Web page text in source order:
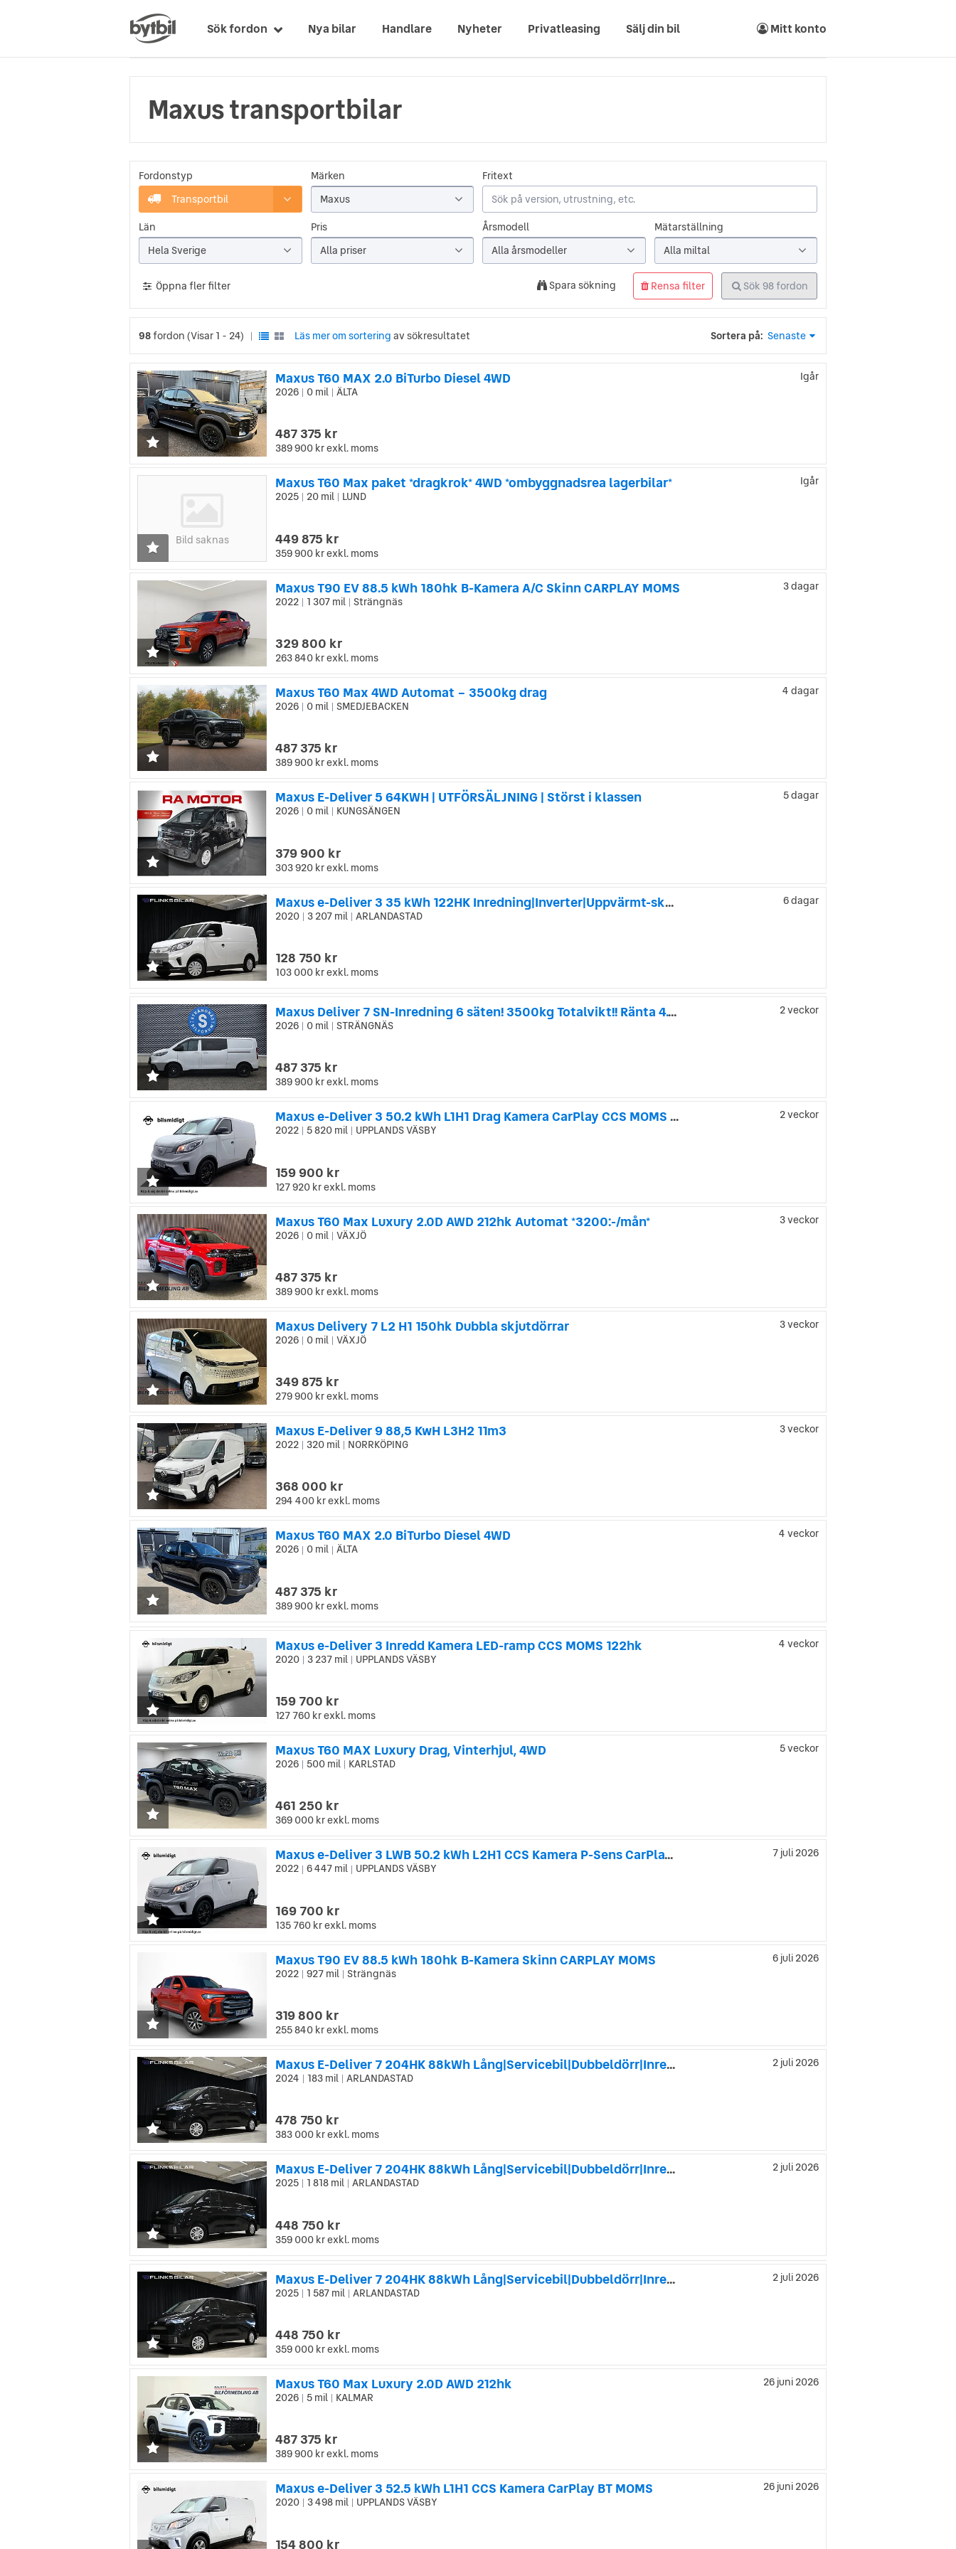
Sök fordon Nya bilar Handlare Nyheter Privatleasing Sälj din bil Mitt konto
Maxus transportbilar
Fordonstyp
Transportbil
Märken
Maxus
Fritext
Län
Hela Sverige
Pris
Alla priser
Årsmodell
Alla årsmodeller
Mätarställning
Alla miltal
Öppna fler filter Spara sökning Rensa filter Sök 98fordon
98fordon (Visar 1 - 24) Läs mer om sortering av sökresultatet Sortera på: Senaste
Maxus T60 MAX 2.0 BiTurbo Diesel 4WD
2026 0 mil ÄLTA
Igår
487 375 kr
389 900 krexkl. moms
Maxus T60 Max paket *dragkrok* 4WD *ombyggnadsrea lagerbilar*
2025 20 mil LUND
Igår
449 875 kr
359 900 krexkl. moms
Bild saknas
Maxus T90 EV 88.5 kWh 180hk B-Kamera A/C Skinn CARPLAY MOMS
2022 1 307 mil Strängnäs
3 dagar
329 800 kr
263 840 krexkl. moms
Maxus T60 Max 4WD Automat – 3500kg drag
2026 0 mil SMEDJEBACKEN
4 dagar
487 375 kr
389 900 krexkl. moms
Maxus E-Deliver 5 64KWH | UTFÖRSÄLJNING | Störst i klassen
2026 0 mil KUNGSÄNGEN
5 dagar
379 900 kr
303 920 krexkl. moms
Maxus e-Deliver 3 35 kWh 122HK Inredning|Inverter|Uppvärmt-skåp|Leasbar
2020 3 207 mil ARLANDASTAD
6 dagar
128 750 kr
103 000 krexkl. moms
Maxus Deliver 7 SN-Inredning 6 säten! 3500kg Totalvikt!! Ränta 4.99%.
2026 0 mil STRÄNGNÄS
2 veckor
487 375 kr
389 900 krexkl. moms
Maxus e-Deliver 3 50.2 kWh L1H1 Drag Kamera CarPlay CCS MOMS 120hk
2022 5 820 mil UPPLANDS VÄSBY
2 veckor
159 900 kr
127 920 krexkl. moms
Maxus T60 Max Luxury 2.0D AWD 212hk Automat *3200:-/mån*
2026 0 mil VÄXJÖ
3 veckor
487 375 kr
389 900 krexkl. moms
Maxus Delivery 7 L2 H1 150hk Dubbla skjutdörrar
2026 0 mil VÄXJÖ
3 veckor
349 875 kr
279 900 krexkl. moms
Maxus E-Deliver 9 88,5 KwH L3H2 11m3
2022 320 mil NORRKÖPING
3 veckor
368 000 kr
294 400 krexkl. moms
Maxus T60 MAX 2.0 BiTurbo Diesel 4WD
2026 0 mil ÄLTA
4 veckor
487 375 kr
389 900 krexkl. moms
Maxus e-Deliver 3 Inredd Kamera LED-ramp CCS MOMS 122hk
2020 3 237 mil UPPLANDS VÄSBY
4 veckor
159 700 kr
127 760 krexkl. moms
Maxus T60 MAX Luxury Drag, Vinterhjul, 4WD
2026 500 mil KARLSTAD
5 veckor
461 250 kr
369 000 krexkl. moms
Maxus e-Deliver 3 LWB 50.2 kWh L2H1 CCS Kamera P-Sens CarPlay MOMS
2022 6 447 mil UPPLANDS VÄSBY
7 juli 2026
169 700 kr
135 760 krexkl. moms
Maxus T90 EV 88.5 kWh 180hk B-Kamera Skinn CARPLAY MOMS
2022 927 mil Strängnäs
6 juli 2026
319 800 kr
255 840 krexkl. moms
Maxus E-Deliver 7 204HK 88kWh Lång|Servicebil|Dubbeldörr|Inredd|SeUtr!!
2024 183 mil ARLANDASTAD
2 juli 2026
478 750 kr
383 000 krexkl. moms
Maxus E-Deliver 7 204HK 88kWh Lång|Servicebil|Dubbeldörr|Inredd|SeUtr!!
2025 1 818 mil ARLANDASTAD
2 juli 2026
448 750 kr
359 000 krexkl. moms
Maxus E-Deliver 7 204HK 88kWh Lång|Servicebil|Dubbeldörr|Inredd|SeUtr!!
2025 1 587 mil ARLANDASTAD
2 juli 2026
448 750 kr
359 000 krexkl. moms
Maxus T60 Max Luxury 2.0D AWD 212hk
2026 5 mil KALMAR
26 juni 2026
487 375 kr
389 900 krexkl. moms
Maxus e-Deliver 3 52.5 kWh L1H1 CCS Kamera CarPlay BT MOMS
2020 3 498 mil UPPLANDS VÄSBY
26 juni 2026
154 800 kr